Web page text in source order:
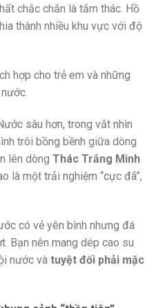
chắc chắn là tắm thác. Hồ
thành nhiều khu vực với độ
hợp cho trẻ em và những
sâu hơn, trong vắt nhìn
trôi bồng bềnh giữa dòng
lên dòng Thác Trắng Minh
là một trải nghiệm “cực đã”,
có vẻ yên bình nhưng đá
Bạn nên mang dép cao su
nước và tuyệt đối phải mặc